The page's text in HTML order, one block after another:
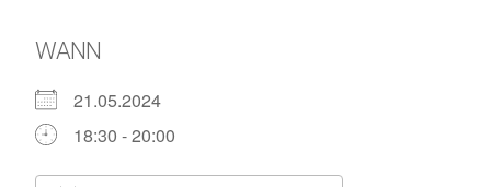
WANN
21.05.2024
18:30 - 20:00